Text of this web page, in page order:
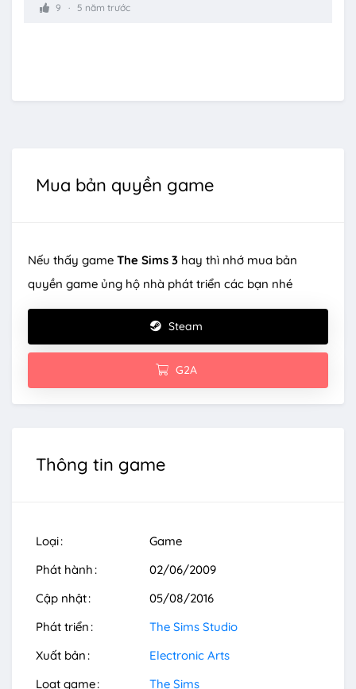
9 5 năm trước
Mua bản quyền game
Nếu thấy game The Sims 3 hay thì nhớ mua bản
quyền game ủng hộ nhà phát triển các bạn nhé
Steam
G2A
Thông tin game
Loại
Game
Phát hành
02/06/2009
Cập nhật
05/08/2016
Phát triển
The Sims Studio
Xuất bản
Electronic Arts
Loạt game
The Sims